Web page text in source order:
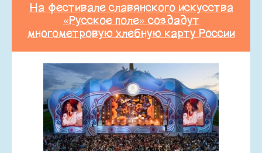
На фестивале славянского искусства
«Русское поле» создадут
многометровую хлебную карту России